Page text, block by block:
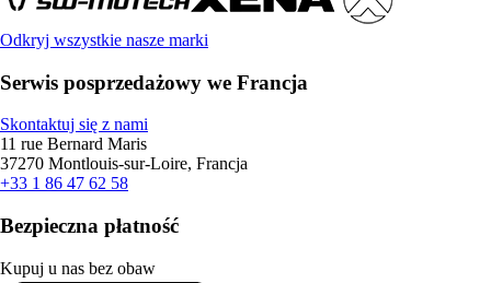
Odkryj wszystkie nasze marki
Serwis posprzedażowy we Francja
Skontaktuj się z nami
11 rue Bernard Maris
37270 Montlouis-sur-Loire, Francja
+33 1 86 47 62 58
Bezpieczna płatność
Kupuj u nas bez obaw